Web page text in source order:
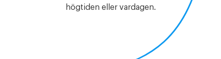
högtiden eller vardagen.